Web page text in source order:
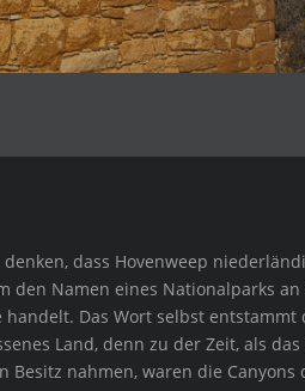
dass Hovenweep
den Namen eines Nationalparks an
Das Wort selbst entstammt
Land, denn zu der Zeit, als
nahmen, waren die Canyons